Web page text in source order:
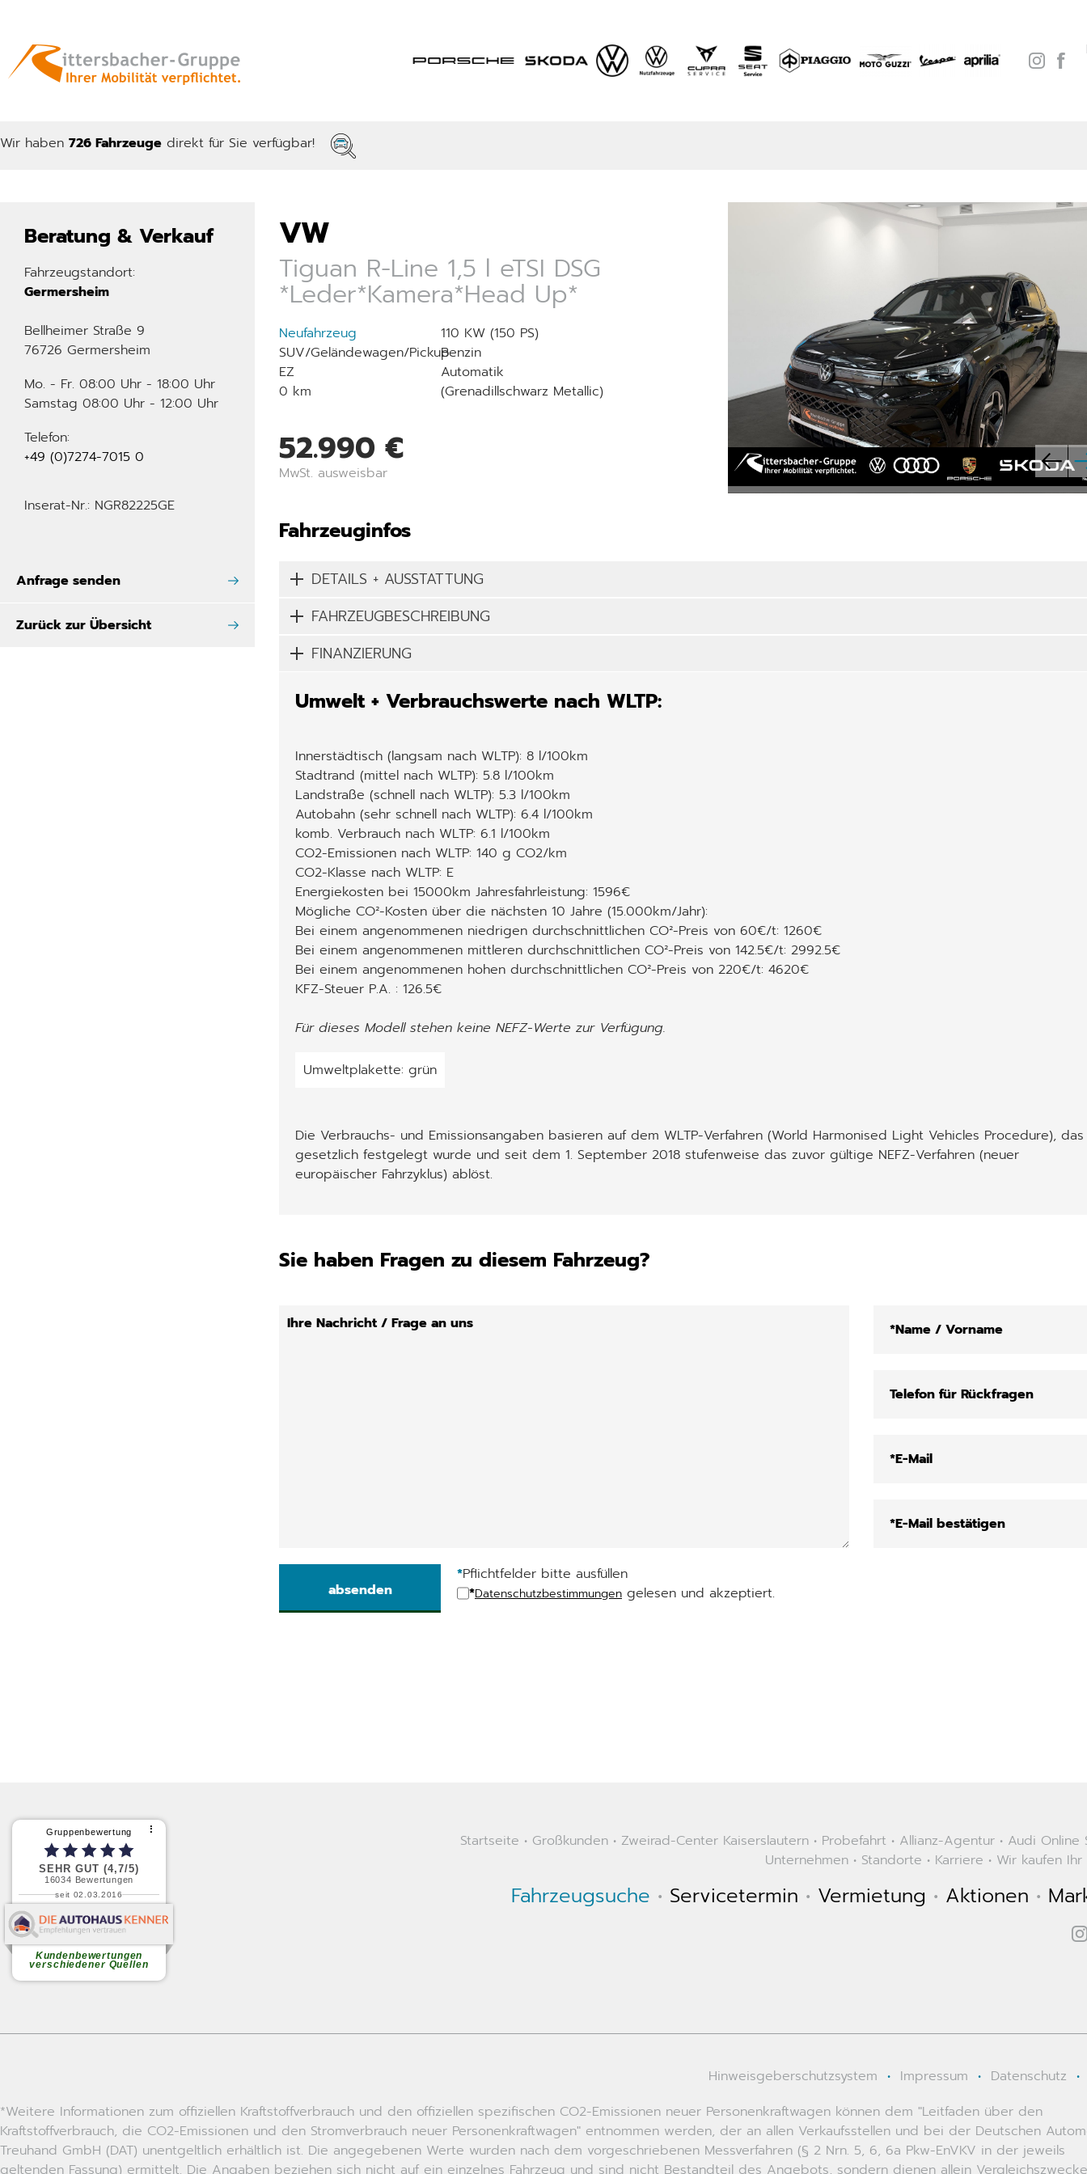
Wir haben 726 Fahrzeuge direkt für Sie verfügbar!
Beratung & Verkauf
Fahrzeugstandort:
Germersheim
Bellheimer Straße 9
76726 Germersheim
Mo. - Fr. 08:00 Uhr - 18:00 Uhr
Samstag 08:00 Uhr - 12:00 Uhr
Telefon:
+49 (0)7274-7015 0
Inserat-Nr.: NGR82225GE
Anfrage senden
Zurück zur Übersicht
VW
Tiguan R-Line 1,5 l eTSI DSG
*Leder*Kamera*Head Up*
Neufahrzeug
SUV/Geländewagen/Pickup
EZ
0 km
110 KW (150 PS)
Benzin
Automatik
(Grenadillschwarz Metallic)
52.990 €
MwSt. ausweisbar
Fahrzeuginfos
DETAILS + AUSSTATTUNG
FAHRZEUGBESCHREIBUNG
FINANZIERUNG
Umwelt + Verbrauchswerte nach WLTP:
Innerstädtisch (langsam nach WLTP): 8 l/100km
Stadtrand (mittel nach WLTP): 5.8 l/100km
Landstraße (schnell nach WLTP): 5.3 l/100km
Autobahn (sehr schnell nach WLTP): 6.4 l/100km
komb. Verbrauch nach WLTP: 6.1 l/100km
CO2-Emissionen nach WLTP: 140 g CO2/km
CO2-Klasse nach WLTP: E
Energiekosten bei 15000km Jahresfahrleistung: 1596€
Mögliche CO²-Kosten über die nächsten 10 Jahre (15.000km/Jahr):
Bei einem angenommenen niedrigen durchschnittlichen CO²-Preis von 60€/t: 1260€
Bei einem angenommenen mittleren durchschnittlichen CO²-Preis von 142.5€/t: 2992.5€
Bei einem angenommenen hohen durchschnittlichen CO²-Preis von 220€/t: 4620€
KFZ-Steuer P.A. : 126.5€
Für dieses Modell stehen keine NEFZ-Werte zur Verfügung.
Umweltplakette: grün
Die Verbrauchs- und Emissionsangaben basieren auf dem WLTP-Verfahren (World Harmonised Light Vehicles Procedure), das
gesetzlich festgelegt wurde und seit dem 1. September 2018 stufenweise das zuvor gültige NEFZ-Verfahren (neuer
europäischer Fahrzyklus) ablöst.
Sie haben Fragen zu diesem Fahrzeug?
*Pflichtfelder bitte ausfüllen
*Datenschutzbestimmungen gelesen und akzeptiert.
Startseite • Großkunden • Zweirad-Center Kaiserslautern • Probefahrt • Allianz-Agentur • Audi Online
Unternehmen • Standorte • Karriere • Wir kaufen
Fahrzeugsuche • Servicetermin • Vermietung • Aktionen •
Hinweisgeberschutzsystem • Impressum • Datenschutz •
*Weitere Informationen zum offiziellen Kraftstoffverbrauch und den offiziellen spezifischen CO2-Emissionen neuer Personenkraftwagen können dem "Leitfaden über den
Kraftstoffverbrauch, die CO2-Emissionen und den Stromverbrauch neuer Personenkraftwagen" entnommen werden, der an allen Verkaufsstellen und bei der Deutschen
Treuhand GmbH (DAT) unentgeltlich erhältlich ist. Die angegebenen Werte wurden nach dem vorgeschriebenen Messverfahren (§ 2 Nrn. 5, 6, 6a Pkw-EnVKV in der jeweils
geltenden Fassung) ermittelt. Die Angaben beziehen sich nicht auf ein einzelnes Fahrzeug und sind nicht Bestandteil des Angebots, sondern dienen allein